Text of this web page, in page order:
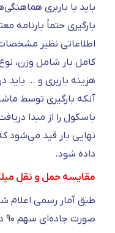
باید با باربری
بارگیری حتماً بارنامه
اطلاعاتی نظیر
کامل بار شامل وزن،
هزینه باربری و … باید
آنکه بارگیری توسط
باسکول را از مبدا
نهایی بار قید می‌شود
داده شود.
مقایسه حمل و نقل
طبق آمار رسمی اعلام